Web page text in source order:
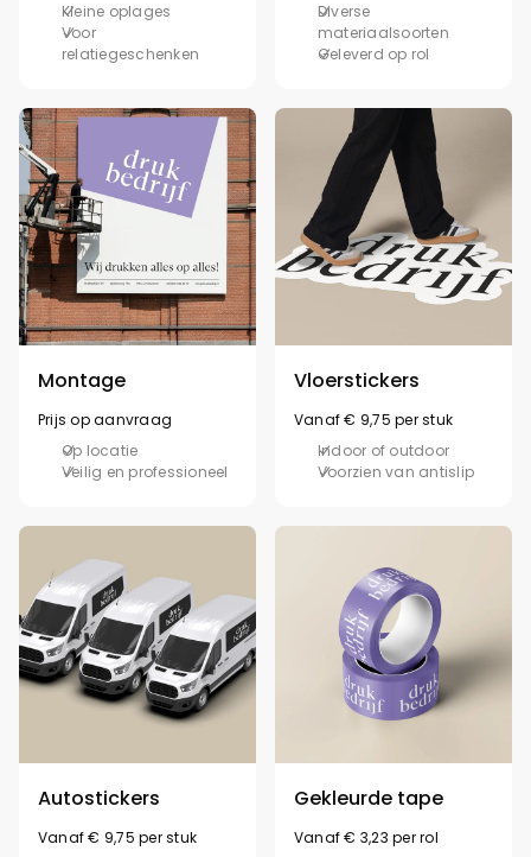
Kleine oplages
Voor
relatiegeschenken
Diverse
materiaalsoorten
Geleverd op rol
Montage
Prijs op aanvraag
Op locatie
Veilig en professioneel
Vloerstickers
Vanaf € 9,75 per stuk
Indoor of outdoor
Voorzien van antislip
Autostickers
Vanaf € 9,75 per stuk
Gekleurde tape
Vanaf € 3,23 per rol